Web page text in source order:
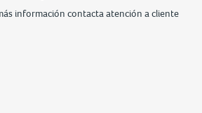
información contacta atención a cliente